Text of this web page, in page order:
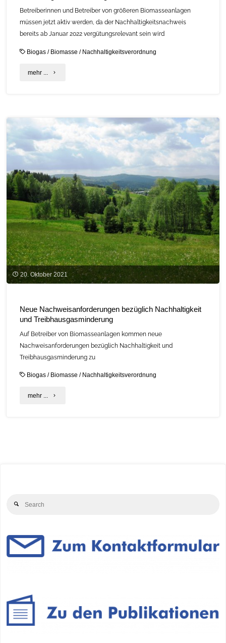
Betreiberinnen und Betreiber von größeren Biomasseanlagen
müssen jetzt aktiv werden, da der Nachhaltigkeitsnachweis
bereits ab Januar 2022 vergütungsrelevant sein wird
Biogas / Biomasse / Nachhaltigkeitsverordnung
mehr ... "Nachhaltigkeitsverordnungen
20. Oktober 2021
Neue Nachweisanforderungen bezüglich Nachhaltigkeit
und Treibhausgasminderung
Auf Betreiber von Biomasseanlagen kommen neue
Nachweisanforderungen bezüglich Nachhaltigkeit und
Treibhausgasminderung zu
Biogas / Biomasse / Nachhaltigkeitsverordnung
mehr ... "Neue
Search